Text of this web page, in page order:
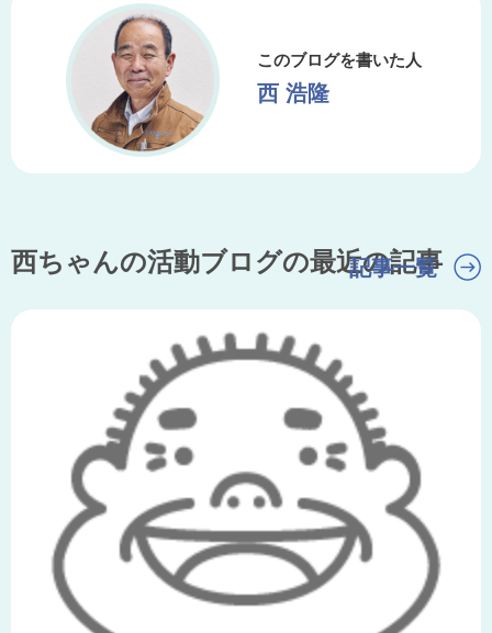
このブログを書いた人
西 浩隆
西ちゃんの活動ブログの最近の記事
記事一覧